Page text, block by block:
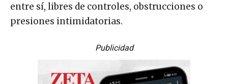
entre sí, libres de controles, obstrucciones o
presiones intimidatorias.
Publicidad